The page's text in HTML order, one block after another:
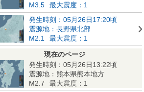
M3.5
最大震度：1
発生時刻：05月26日17:20頃
震源地：長野県北部
M2.1
最大震度：1
現在のページ
発生時刻：05月26日13:22頃
震源地：熊本県熊本地方
M2.7
最大震度：1